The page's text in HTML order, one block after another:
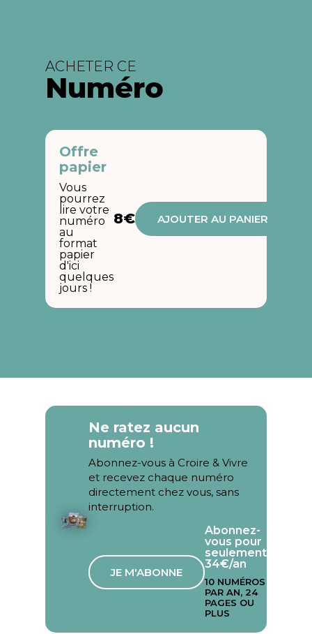
ACHETER CE
Numéro
Offre
papier
Vous
pourrez
lire votre
numéro
au
format
papier
d'ici
quelques
jours !
8€ AJOUTER AU PANIER
Ne ratez aucun
numéro !
Abonnez-vous à Croire & Vivre
et recevez chaque numéro
directement chez vous, sans
interruption.
JE M'ABONNE
Abonnez-
vous pour
seulement
34€/an
10 NUMÉROS
PAR AN, 24
PAGES OU
PLUS